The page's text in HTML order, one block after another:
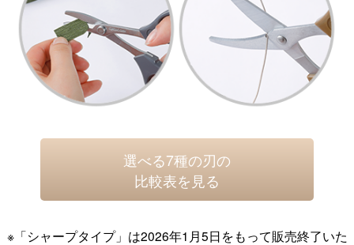
選べる7種の刃の
比較表を見る
※「シャープタイプ」は2026年1月5日をもって販売終了いた